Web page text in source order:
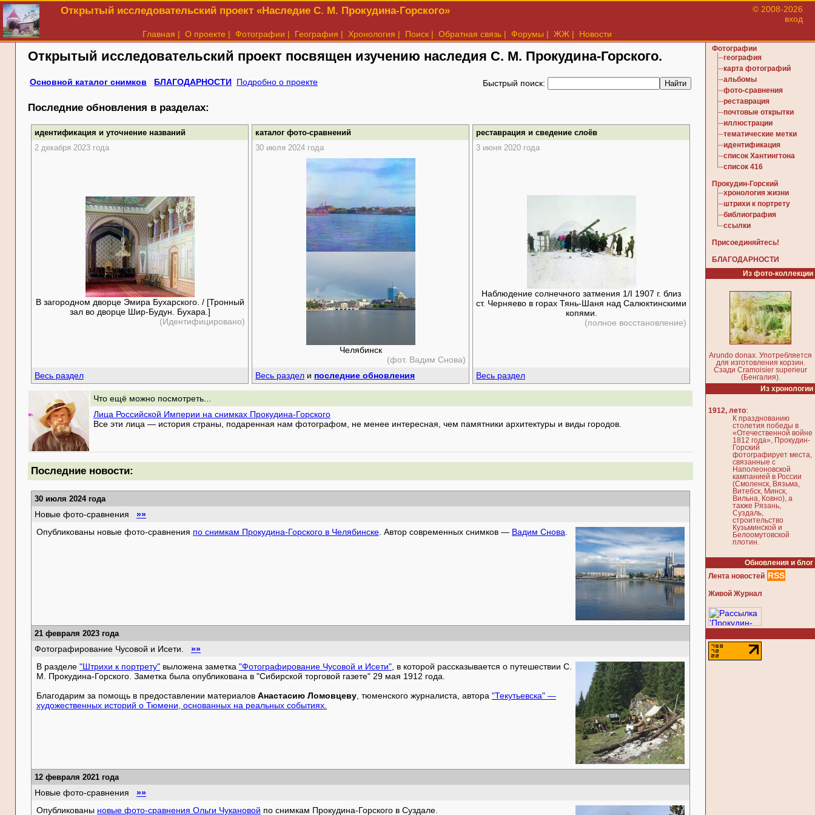
Открытый исследовательский проект «Наследие С. М. Прокудина-Горского»
© 2008-2026
вход
Главная | О проекте | Фотографии | География | Хронология | Поиск | Обратная связь | Форумы | ЖЖ | Новости
Открытый исследовательский проект посвящен изучению наследия С. М. Прокудина-Горского.
Основной каталог снимков БЛАГОДАРНОСТИ Подробно о проекте Быстрый поиск:
Последние обновления в разделах:
идентификация и уточнение названий каталог фото-сравнений
реставрация и сведение слоёв
2 декабря 2023 года
30 июля 2024 года 3 июня 2020 года
В загородном дворце Эмира Бухарского. / [Тронный
зал во дворце Шир-Будун. Бухара.]
(Идентифицировано)
Челябинск
(фот. Вадим Снова)
Наблюдение солнечного затмения 1/I 1907 г. близ
ст. Черняево в горах Тянь-Шаня над Салюктинскими
копями.
(полное восстановление)
Весь раздел Весь раздел и последние обновления Весь раздел
Что ещё можно посмотреть...
Лица Российской Империи на снимках Прокудина-Горского
Все эти лица — история страны, подаренная нам фотографом, не менее интересная, чем памятники архитектуры и виды городов.
Последние новости:
30 июля 2024 года
Новые фото-сравнения »»
Опубликованы новые фото-сравнения по снимкам Прокудина-Горского в Челябинске. Автор современных снимков — Вадим Снова.
21 февраля 2023 года
Фотографирование Чусовой и Исети. »»
В разделе "Штрихи к портрету" выложена заметка "Фотографирование Чусовой и Исети", в которой рассказывается о путешествии С.
М. Прокудина-Горского. Заметка была опубликована в "Сибирской торговой газете" 29 мая 1912 года.
Благодарим за помощь в предоставлении материалов Анастасию Ломовцеву, тюменского журналиста, автора "Текутьевска" —
художественных историй о Тюмени, основанных на реальных событиях.
12 февраля 2021 года
Новые фото-сравнения »»
Опубликованы новые фото-сравнения Ольги Чукановой по снимкам Прокудина-Горского в Суздале.
Фотографии
география
карта фотографий
альбомы
фото-сравнения
реставрация
почтовые открытки
иллюстрации
тематические метки
идентификация
список Хантингтона
список 416
Прокудин-Горский
хронология жизни
штрихи к портрету
библиография
ссылки
Присоединяйтесь!
БЛАГОДАРНОСТИ
Из фото-коллекции
Arundo donax. Употребляется
для изготовления корзин.
Сзади Cramoisier superieur
(Бенгалия).
Из хронологии
1912, лето:
К празднованию
столетия победы в
«Отечественной войне
1812 года», Прокудин-
Горский
фотографирует места,
связанные с
Наполеоновской
кампанией в России
(Смоленск, Вязьма,
Витебск, Минск,
Вильна, Ковно), а
также Рязань,
Суздаль,
строительство
Кузьминской и
Белоомутовской
плотин.
Обновления и блог
Лента новостей RSS
Живой Журнал